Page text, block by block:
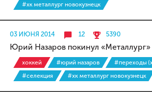
#хк металлург новокузнецк
03 ИЮНЯ 2014 12 5390
Юрий Назаров покинул «Металлург»
хоккей #юрий назаров
#переходы
#селекция
#хк металлург новокузнецк